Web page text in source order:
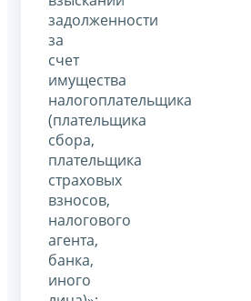
задолженности
за
счет
имущества
налогоплательщика
(плательщика
сбора,
плательщика
страховых
взносов,
налогового
агента,
банка,
иного